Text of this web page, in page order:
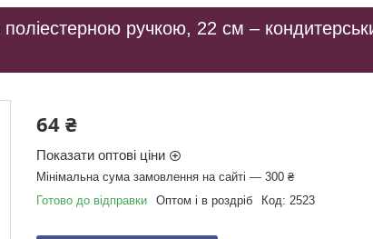
ручкою, 22 см –
64 ₴
Показати оптові ціни
Мінімальна сума замовлення на сайті — 300 ₴
Готово до відправки
Оптом і в роздріб Код: 2523